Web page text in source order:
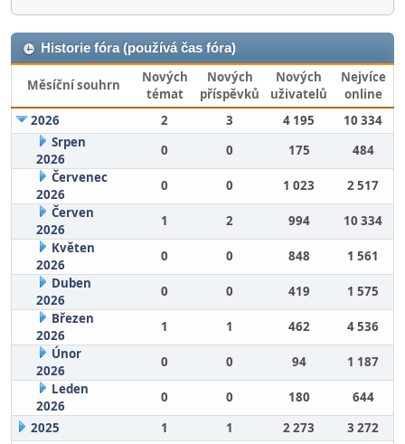
Historie fóra (používá čas fóra)
Měsíční souhrn
Nových
témat
Nových
příspěvků
Nových
uživatelů
Nejvíce
online
2026
2 3 4 195
10 334
Srpen
2026
0 0 175
484
Červenec
2026
0 0 1 023
2 517
Červen
2026
1 2 994
10 334
Květen
2026
0 0 848
1 561
Duben
2026
0 0 419
1 575
Březen
2026
1 1 462
4 536
Únor
2026
0 0 94
1 187
Leden
2026
0 0 180
644
2025
1 1 2 273
3 272